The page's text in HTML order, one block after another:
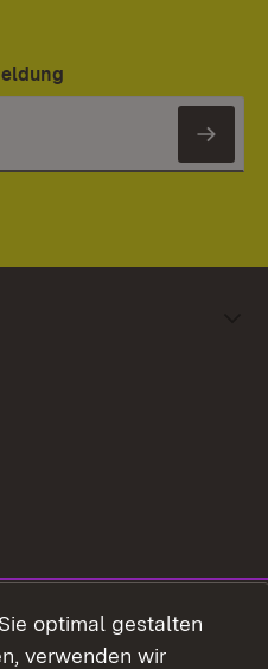
optimal gestalten
verwenden wir